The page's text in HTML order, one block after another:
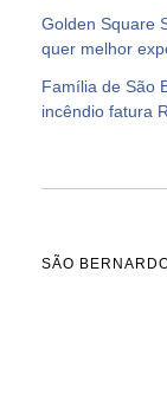
Golden Square
quer melhor
Família de São
incêndio fatura
SÃO